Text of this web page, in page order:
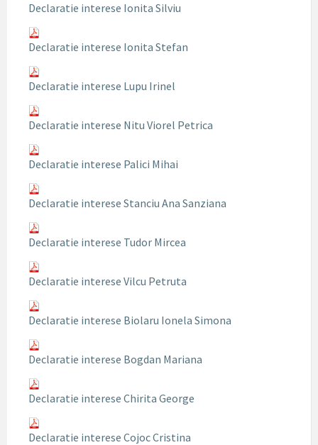
Declaratie interese Ionita Silviu
Declaratie interese Ionita Stefan
Declaratie interese Lupu Irinel
Declaratie interese Nitu Viorel Petrica
Declaratie interese Palici Mihai
Declaratie interese Stanciu Ana Sanziana
Declaratie interese Tudor Mircea
Declaratie interese Vilcu Petruta
Declaratie interese Biolaru Ionela Simona
Declaratie interese Bogdan Mariana
Declaratie interese Chirita George
Declaratie interese Cojoc Cristina